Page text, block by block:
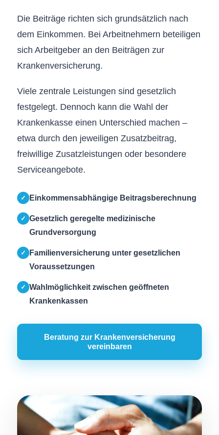
Die Beiträge richten sich grundsätzlich nach
dem Einkommen. Bei Arbeitnehmern beteiligen
sich Arbeitgeber an den Beiträgen zur
Kranken­ver­si­che­rung.
Viele zentrale Leistungen sind gesetzlich
festgelegt. Dennoch kann die Wahl der
Krankenkasse einen Unterschied machen –
etwa durch den jeweiligen Zusatzbeitrag,
freiwillige Zusatzleistungen oder besondere
Serviceangebote.
✓ Einkommensabhängige Beitragsberechnung
✓ Gesetzlich geregelte medizinische
Grundversorgung
✓
Familienversicherung unter gesetzlichen
Voraussetzungen
✓ Wahlmöglichkeit zwischen geöffneten
Krankenkassen
Beratung zur Kranken­ver­si­che­rung
vereinbaren